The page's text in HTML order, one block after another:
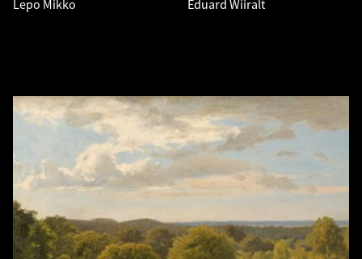
Lepo Mikko
Eduard Wiiralt